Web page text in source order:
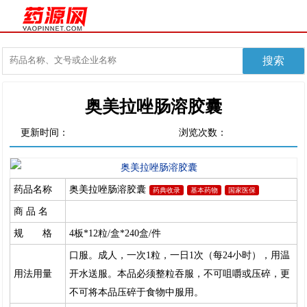
奥美拉唑肠溶胶囊
更新时间： 浏览次数：
药品名称 奥美拉唑肠溶胶囊 药典收录 基本药物 国家医保
商 品 名
规 格 4板*12粒/盒*240盒/件
用法用量
口服。成人，一次1粒，一日1次（每24小时），用温
开水送服。本品必须整粒吞服，不可咀嚼或压碎，更
不可将本品压碎于食物中服用。